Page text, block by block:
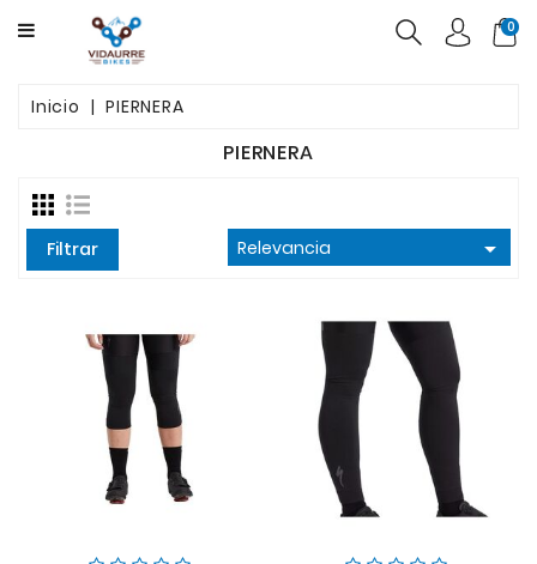
CATEGORY
USADAS
OFERTAS
0
Inicio PIERNERA
PIERNERA
Filtrar Relevancia 